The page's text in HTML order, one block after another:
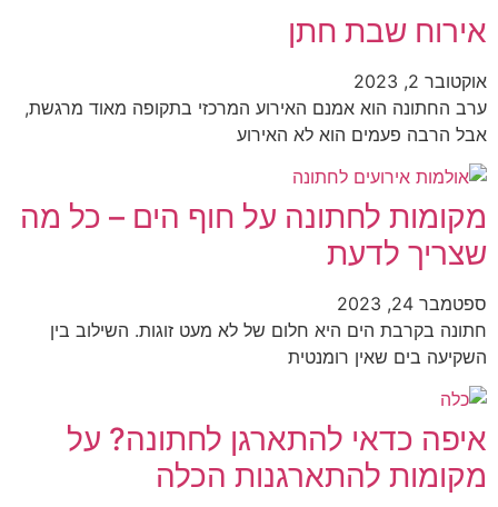
אירוח שבת חתן
אוקטובר 2, 2023
ערב החתונה הוא אמנם האירוע המרכזי בתקופה מאוד מרגשת,
אבל הרבה פעמים הוא לא האירוע
מקומות לחתונה על חוף הים – כל מה
שצריך לדעת
ספטמבר 24, 2023
חתונה בקרבת הים היא חלום של לא מעט זוגות. השילוב בין
השקיעה בים שאין רומנטית
איפה כדאי להתארגן לחתונה? על
מקומות להתארגנות הכלה